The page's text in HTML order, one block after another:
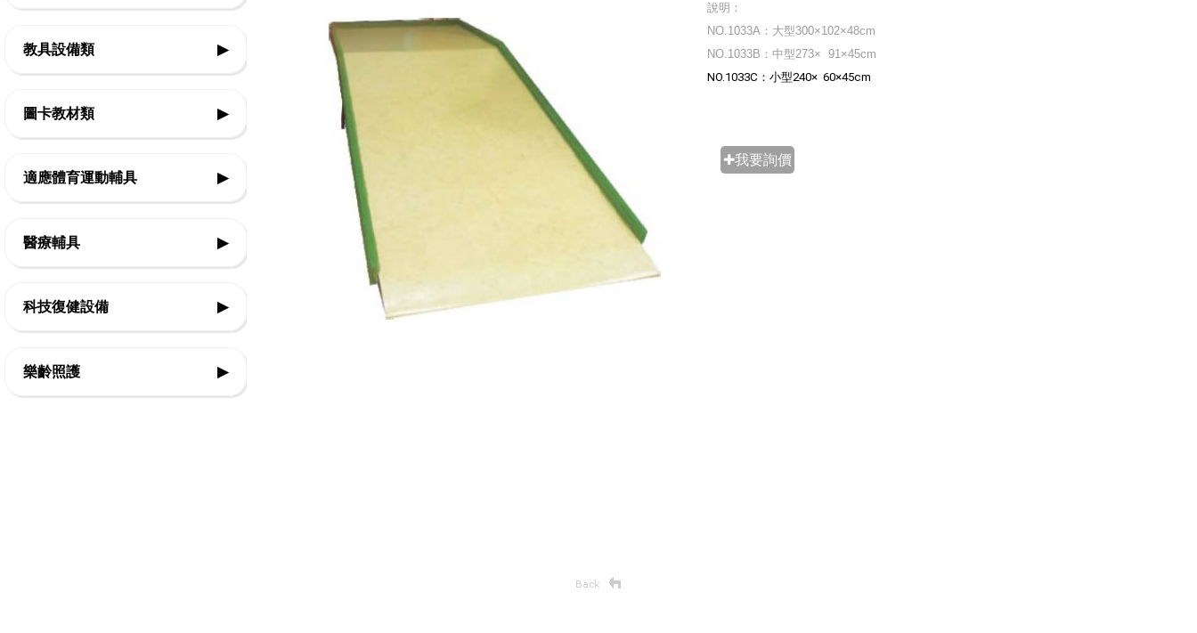
◇平衡
◇觸覺
◇感官刺激
教具設備類 ▶
◇邏輯思考教具
◇精細動作教具
◇教室設備
圖卡教材類 ▶
◇口語表達
◇社會技巧
適應體育運動輔具 ▶
◇復健運動三輪車
◇Frame Running 框架跑步三輪車
醫療輔具 ▶
◇休閒育樂輔具
◇步態訓練器
科技復健設備 ▶
◇復健治療設備
樂齡照護 ▶
說明：
NO.1033A：大型300×102×48cm
NO.1033B：中型273× 91×45cm
NO.1033C：小型240× 60×45cm
✚我要詢價